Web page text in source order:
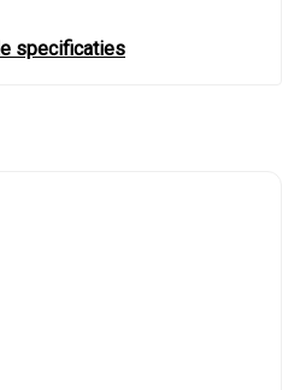
specificaties